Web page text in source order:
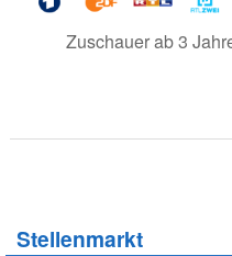
Zuschauer ab 3
Stellenmarkt